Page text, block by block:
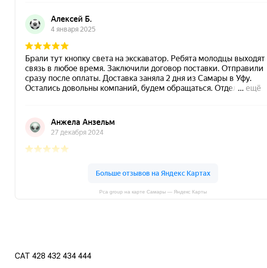
Pca group на карте Самары — Яндекс Карты
CAT 428 432 434 444